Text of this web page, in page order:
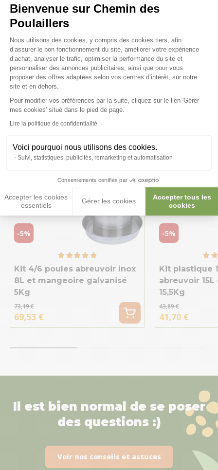
Bienvenue sur Chemin des
Poulaillers
Plateforme de Gestion du
Nous utilisons des cookies, y compris des cookies tiers, afin
d’assurer le bon fonctionnement du site, améliorer votre expérience
d’achat, analyser le trafic, optimiser la performance du site et
personnaliser des annonces publicitaires, ainsi que pour vous
proposer des offres adaptées selon vos centres d’intérêt, sur notre
site et en dehors.
Pour modifier vos préférences par la suite, cliquez sur le lien 'Gérer
mes cookies' situé dans le pied de page.
Lire la politique de confidentialité
Voici pourquoi nous utilisons des cookies.
Suivi, statistiques, publicités, remarketing et automatisation
Consentements certifiés par
Accepter les cookies
essentiels
Gérer les cookies
Accepter tous les
cookies
Axeptio consent
Ces produits peuvent vous
intéresser
-5%
Kit 4/6 poules abreuvoir inox
8L et mangeoire galvanisé
5Kg
73,19 €
69,53 €
-5%
Kit plastique
abreuvoir
15,5Kg
43,89 €
41,70 €
Il est bien normal de se poser
des questions :)
Voir nos conseils et astuces